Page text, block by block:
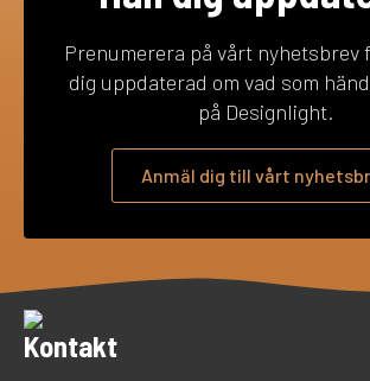
Prenumerera på vårt nyhetsbrev
dig uppdaterad om vad som
på Designlight.
Anmäl dig till vårt
Kontakt